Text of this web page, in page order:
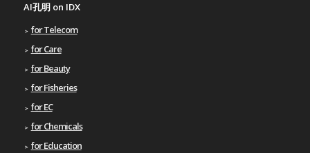
AI孔明 on IDX
for Telecom
for Care
for Beauty
for Fisheries
for EC
for Chemicals
for Education